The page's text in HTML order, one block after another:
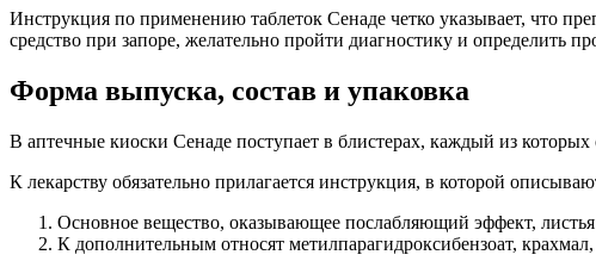
Инструкция по применению таблеток Сенаде четко указывает, что
средство при запоре, желательно пройти диагностику и определить
Форма выпуска, состав и упаковка
В аптечные киоски Сенаде поступает в блистерах, каждый из
К лекарству обязательно прилагается инструкция, в которой
Основное вещество, оказывающее послабляющий эффект,
К дополнительным относят метилпарагидроксибензоат,